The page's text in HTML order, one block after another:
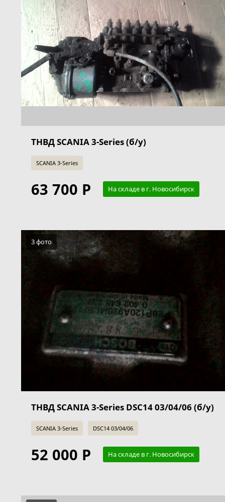
ТНВД SCANIA 3-Series (б/у)
SCANIA 3-Series
63 700 Р На складе в г. Новосибирск
3 фото
ТНВД SCANIA 3-Series DSC14 03/04/06 (б/у)
SCANIA 3-Series DSC14 03/04/06
52 000 Р На складе в г. Новосибирск